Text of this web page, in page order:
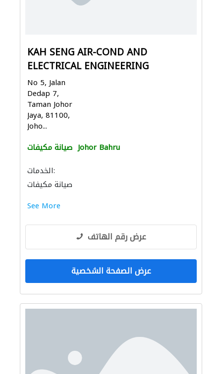
KAH SENG AIR-COND AND
ELECTRICAL ENGINEERING
No 5, Jalan
Dedap 7,
Taman Johor
Jaya, 81100,
Joho...
صيانة مكيفات Johor Bahru
الخدمات:
صيانة مكيفات
See More
عرض رقم الهاتف
عرض الصفحة الشخصية